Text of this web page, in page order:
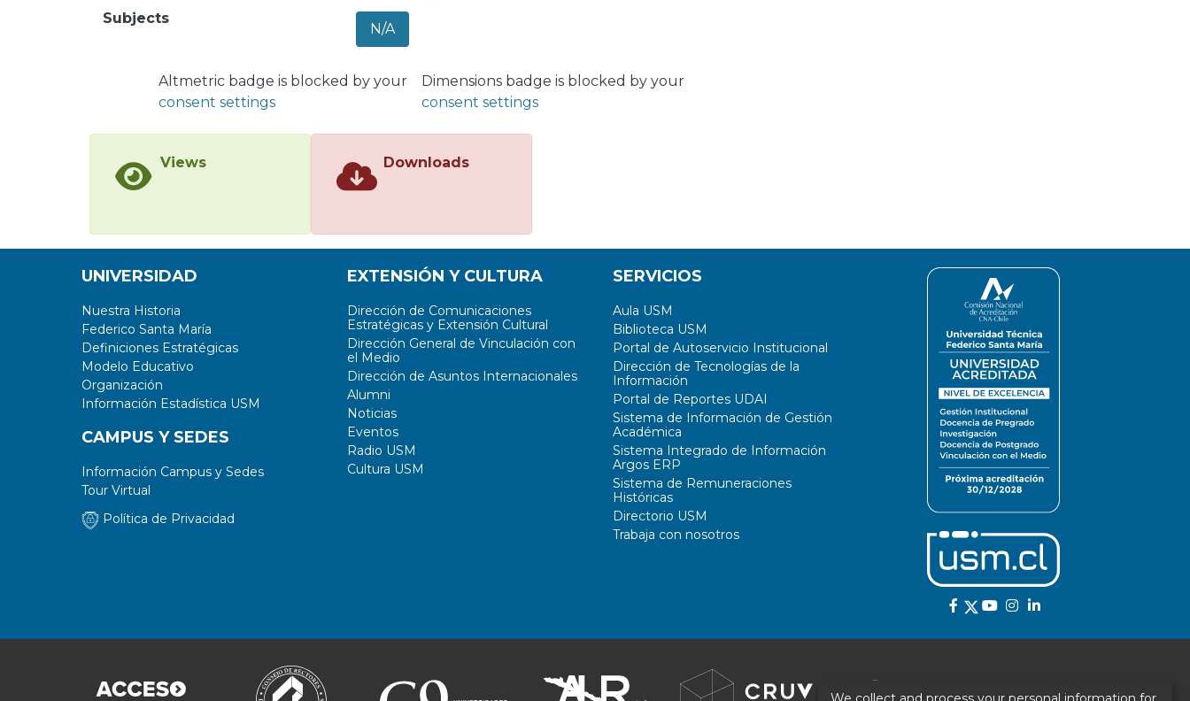
requirements by 't Hooft for “perturbative confinement”.
Subjects
N/A
Altmetric badge is blocked by your
consent settings
Dimensions badge is blocked by your
consent settings
Views Downloads
UNIVERSIDAD
Nuestra Historia
Federico Santa María
Definiciones Estratégicas
Modelo Educativo
Organización
Información Estadística USM
CAMPUS Y SEDES
Información Campus y Sedes
Tour Virtual
Política de Privacidad
EXTENSIÓN Y CULTURA
Dirección de Comunicaciones
Estratégicas y Extensión Cultural
Dirección General de Vinculación con
el Medio
Dirección de Asuntos Internacionales
Alumni
Noticias
Eventos
Radio USM
Cultura USM
SERVICIOS
Aula USM
Biblioteca USM
Portal de Autoservicio Institucional
Dirección de Tecnologías de la
Información
Portal de Reportes UDAI
Sistema de Información de Gestión
Académica
Sistema Integrado de Información
Argos ERP
Sistema de Remuneraciones
Históricas
Directorio USM
Trabaja con nosotros